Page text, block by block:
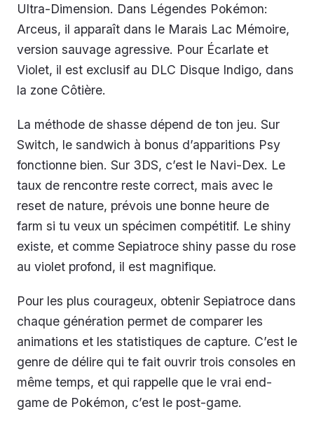
Ultra-Dimension. Dans Légendes Pokémon:
Arceus, il apparaît dans le Marais Lac Mémoire,
version sauvage agressive. Pour Écarlate et
Violet, il est exclusif au DLC Disque Indigo, dans
la zone Côtière.
La méthode de shasse dépend de ton jeu. Sur
Switch, le sandwich à bonus d’apparitions Psy
fonctionne bien. Sur 3DS, c’est le Navi-Dex. Le
taux de rencontre reste correct, mais avec le
reset de nature, prévois une bonne heure de
farm si tu veux un spécimen compétitif. Le shiny
existe, et comme Sepiatroce shiny passe du rose
au violet profond, il est magnifique.
Pour les plus courageux, obtenir Sepiatroce dans
chaque génération permet de comparer les
animations et les statistiques de capture. C’est le
genre de délire qui te fait ouvrir trois consoles en
même temps, et qui rappelle que le vrai end-
game de Pokémon, c’est le post-game.